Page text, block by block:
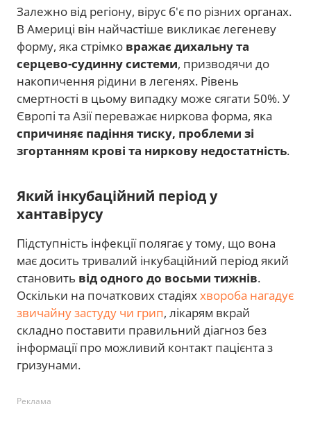
Залежно від регіону, вірус б'є по різних органах.
В Америці він найчастіше викликає легеневу
форму, яка стрімко вражає дихальну та
серцево-судинну системи, призводячи до
накопичення рідини в легенях. Рівень
смертності в цьому випадку може сягати 50%. У
Європі та Азії переважає ниркова форма, яка
спричиняє падіння тиску, проблеми зі
згортанням крові та ниркову недостатність.
Який інкубаційний період у
хантавірусу
Підступність інфекції полягає у тому, що вона
має досить тривалий інкубаційний період який
становить від одного до восьми тижнів.
Оскільки на початкових стадіяххвороба нагадує
звичайну застуду чи грип, лікарям вкрай
складно поставити правильний діагноз без
інформації про можливий контакт пацієнта з
гризунами.
Реклама